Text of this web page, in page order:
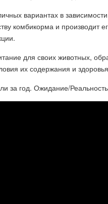
вариантах в
комбикорма и производит
для своих животных,
их содержания и
за год. Ожидание/